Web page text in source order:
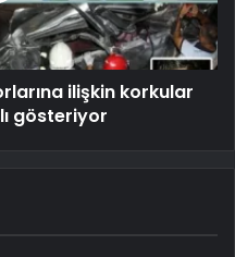
ilişkin korkular
gösteriyor